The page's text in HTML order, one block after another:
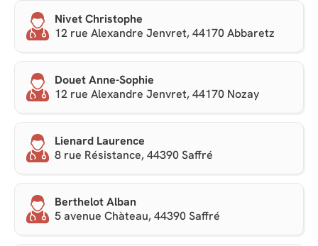
Nivet Christophe
12 rue Alexandre Jenvret, 44170 Abbaretz
Douet Anne-Sophie
12 rue Alexandre Jenvret, 44170 Nozay
Lienard Laurence
8 rue Résistance, 44390 Saffré
Berthelot Alban
5 avenue Chàteau, 44390 Saffré